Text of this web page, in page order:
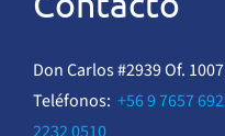
Don Carlos #2939 Of.
Teléfonos: +56 9 7657